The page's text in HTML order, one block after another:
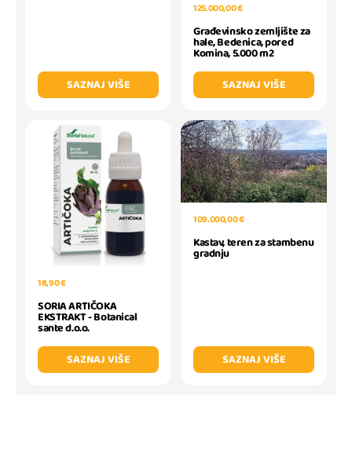
SAZNAJ VIŠE
125.000,00 €
Građevinsko zemljište za
hale, Bedenica, pored
Komina, 5.000 m2
SAZNAJ VIŠE
18,90 €
SORIA ARTIČOKA
EKSTRAKT - Botanical
sante d.o.o.
SAZNAJ VIŠE
109.000,00 €
Kastav, teren za stambenu
gradnju
SAZNAJ VIŠE